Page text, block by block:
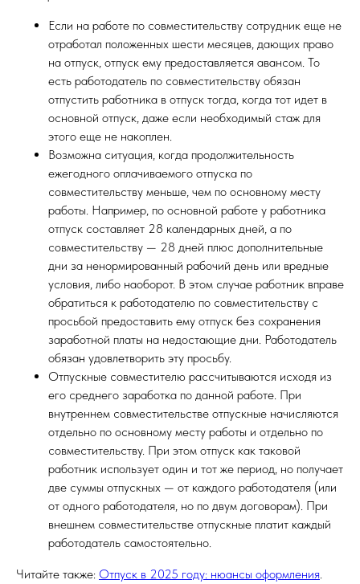
Если на работе по совместительству сотрудник еще не
отработал положенных шести месяцев, дающих право
на отпуск, отпуск ему предоставляется авансом. То
есть работодатель по совместительству обязан
отпустить работника в отпуск тогда, когда тот идет в
основной отпуск, даже если необходимый стаж для
этого еще не накоплен.
Возможна ситуация, когда продолжительность
ежегодного оплачиваемого отпуска по
совместительству меньше, чем по основному месту
работы. Например, по основной работе у работника
отпуск составляет 28 календарных дней, а по
совместительству — 28 дней плюс дополнительные
дни за ненормированный рабочий день или вредные
условия, либо наоборот. В этом случае работник вправе
обратиться к работодателю по совместительству с
просьбой предоставить ему отпуск без сохранения
заработной платы на недостающие дни. Работодатель
обязан удовлетворить эту просьбу.
Отпускные совместителю рассчитываются исходя из
его среднего заработка по данной работе. При
внутреннем совместительстве отпускные начисляются
отдельно по основному месту работы и отдельно по
совместительству. При этом отпуск как таковой
работник использует один и тот же период, но получает
две суммы отпускных — от каждого работодателя (или
от одного работодателя, но по двум договорам). При
внешнем совместительстве отпускные платит каждый
работодатель самостоятельно.
Читайте также: Отпуск в 2025 году: нюансы оформления.